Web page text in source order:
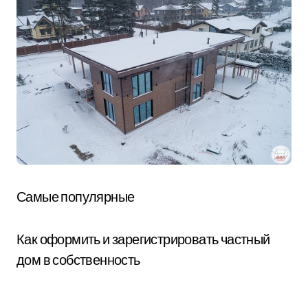
Самые популярные
Как оформить и зарегистрировать частный
дом в собственность